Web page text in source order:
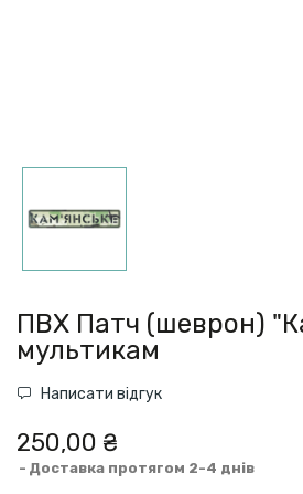
ПВХ Патч (шеврон)
мультикам
Написати відгук
250,00 ₴
Доставка протягом 2-4 днів